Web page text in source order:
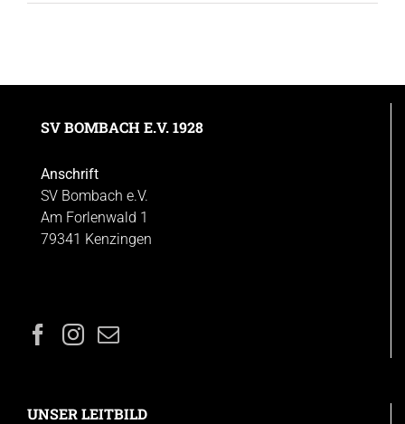
SV BOMBACH E.V. 1928
Anschrift
SV Bombach e.V.
Am Forlenwald 1
79341 Kenzingen
UNSER LEITBILD